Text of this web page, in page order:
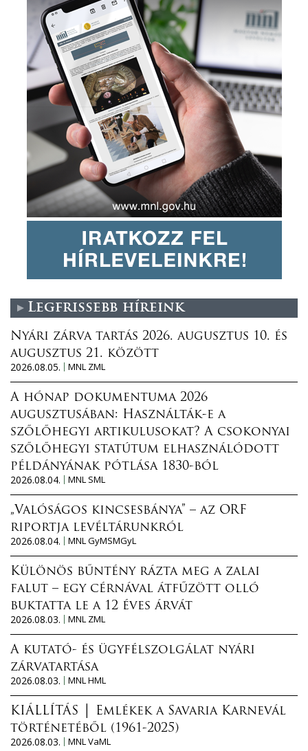
Legfrissebb híreink
Nyári zárva tartás 2026. augusztus 10. és
augusztus 21. között
2026.08.05.
MNL ZML
A hónap dokumentuma 2026
augusztusában: Használták-e a
szőlőhegyi artikulusokat? A csokonyai
szőlőhegyi statútum elhasználódott
példányának pótlása 1830-ból
2026.08.04.
MNL SML
„Valóságos kincsesbánya” – az ORF
riportja levéltárunkról
2026.08.04.
MNL GyMSMGyL
Különös bűntény rázta meg a zalai
falut – egy cérnával átfűzött olló
buktatta le a 12 éves árvát
2026.08.03.
MNL ZML
A kutató- és ügyfélszolgálat nyári
zárvatartása
2026.08.03.
MNL HML
KIÁLLÍTÁS │ Emlékek a Savaria Karnevál
történetéből (1961-2025)
2026.08.03.
MNL VaML